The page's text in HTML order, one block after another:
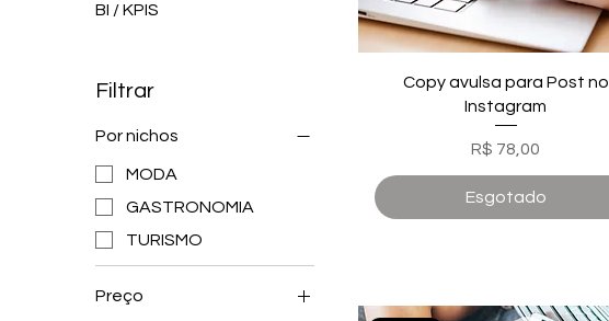
BI / KPIS
Filtrar
Por nichos
MODA
GASTRONOMIA
TURISMO
Preço
Copy avulsa para Post no
Instagram
Preço
R$ 78,00
Esgotado